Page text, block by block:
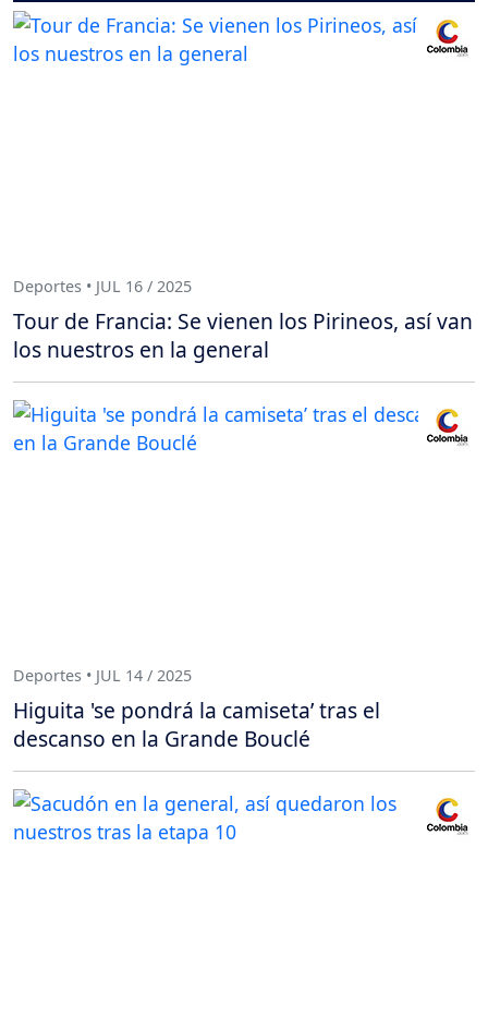
Deportes • JUL 16 / 2025
Tour de Francia: Se vienen los Pirineos, así van
los nuestros en la general
Deportes • JUL 14 / 2025
Higuita 'se pondrá la camiseta’ tras el
descanso en la Grande Bouclé